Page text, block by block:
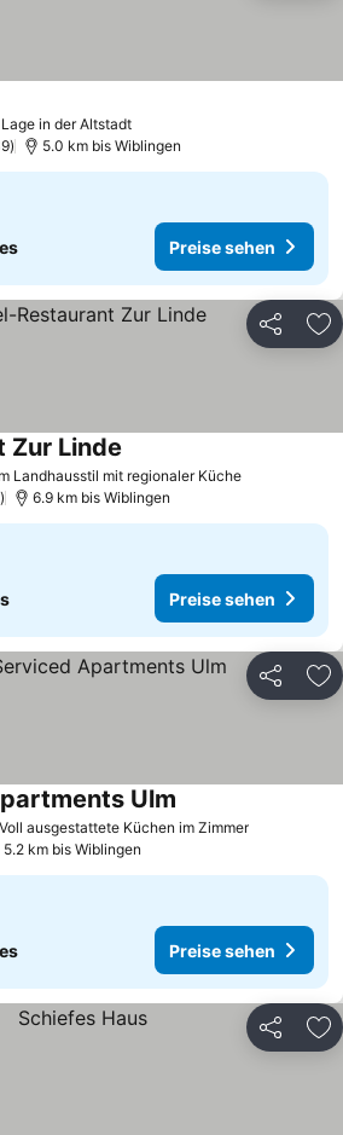
in der AltstadtPreise sehen
5.0 km bis Wiblingen
Preise sehen
Teilen
Landhausstil mit regionaler KüchePreise
Zur Linde
6.9 km bis Wiblingen
Preise sehen
Teilen
Voll ausgestattete Küchen im ZimmerPreise
Ulm
5.2 km bis Wiblingen
Preise sehen
Teilen